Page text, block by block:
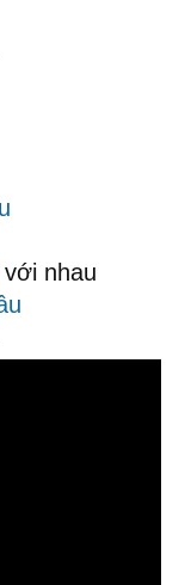
với nhau